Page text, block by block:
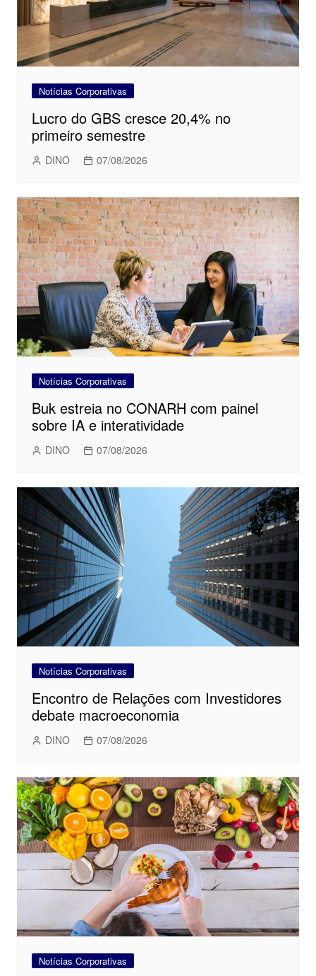
Notícias Corporativas
Lucro do GBS cresce 20,4% no
primeiro semestre
DINO 07/08/2026
Notícias Corporativas
Buk estreia no CONARH com painel
sobre IA e interatividade
DINO 07/08/2026
Notícias Corporativas
Encontro de Relações com Investidores
debate macroeconomia
DINO 07/08/2026
Notícias Corporativas